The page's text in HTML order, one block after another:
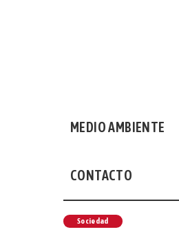
MEDIO AMBIENTE
CONTACTO
Sociedad